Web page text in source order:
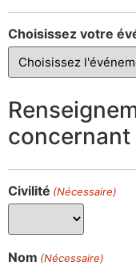
Choisissez votre
concernant
Civilité (Nécessaire)
Nom (Nécessaire)